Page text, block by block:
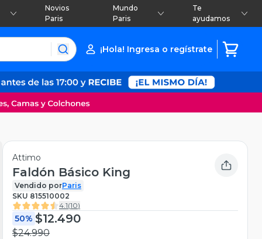
Novios
Paris
Mundo
Paris
Te
ayudamos
¡Hola! Ingresa o regístrate
Attimo
Faldón Básico King
Vendido porParis
SKU 815510002
4.1(10)
50% $12.490
$24.990